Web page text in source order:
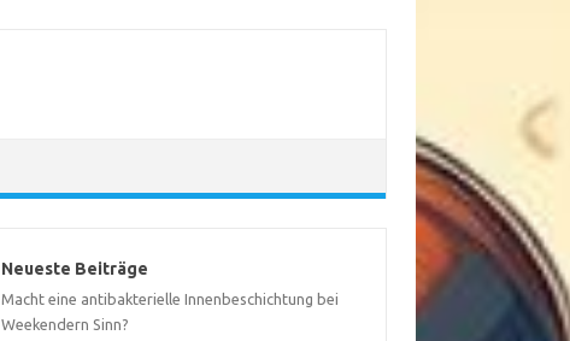
Neueste Beiträge
Macht eine antibakterielle Innenbeschichtung bei
Weekendern Sinn?